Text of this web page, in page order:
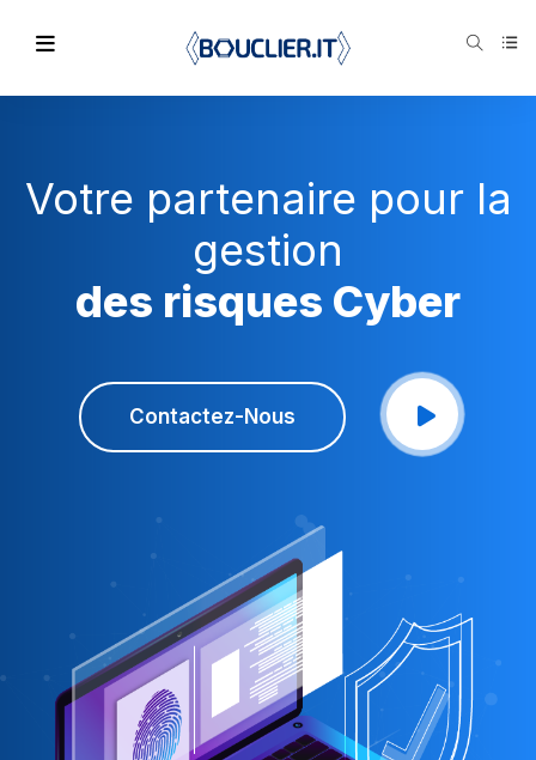
Votre partenaire pour la
gestion
des risques Cyber
Contactez-Nous